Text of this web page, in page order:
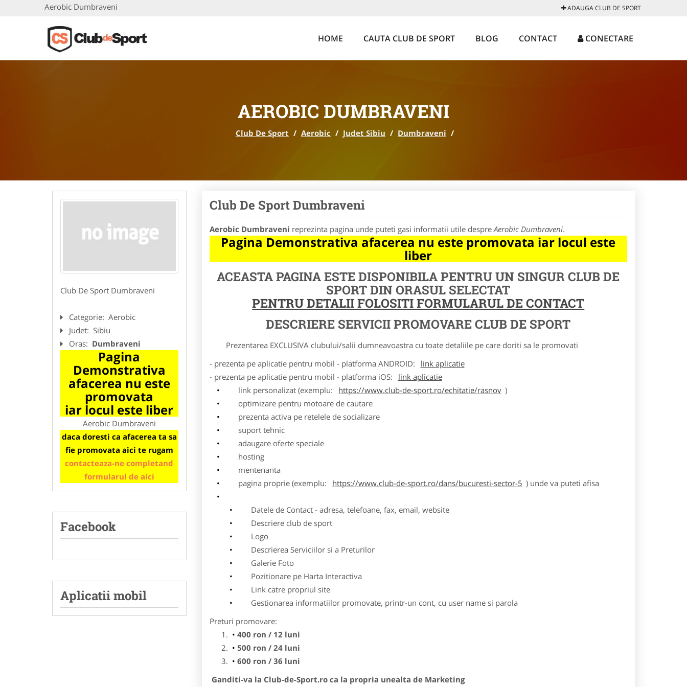
Aerobic Dumbraveni ADAUGA CLUB DE SPORT
HOME CAUTA CLUB DE SPORT BLOG CONTACT CONECTARE
AEROBIC DUMBRAVENI
Club De Sport / Aerobic / Judet Sibiu / Dumbraveni /
Club De Sport Dumbraveni
Categorie: Aerobic
Judet: Sibiu
Oras: Dumbraveni
Pagina
Demonstrativa
afacerea nu este
promovata
iar locul este liber
Aerobic Dumbraveni
daca doresti ca afacerea ta sa
fie promovata aici te rugam
contacteaza-ne completand
formularul de aici
Facebook
Aplicatii mobil
Club De Sport Dumbraveni
Aerobic Dumbraveni reprezinta pagina unde puteti gasi informatii utile despreAerobic Dumbraveni.
Pagina Demonstrativa afacerea nu este promovata iar locul este
liber
ACEASTA PAGINA ESTE DISPONIBILA PENTRU UN SINGUR CLUB DE
SPORT DIN ORASUL SELECTAT
PENTRU DETALII FOLOSITI FORMULARUL DE CONTACT
DESCRIERE SERVICII PROMOVARE CLUB DE SPORT
Prezentarea EXCLUSIVA clubului/salii dumneavoastra cu toate detaliile pe care doriti sa le promovati
- prezenta pe aplicatie pentru mobil - platforma ANDROID:
link aplicatie
- prezenta pe aplicatie pentru mobil - platforma iOS:
link aplicatie
link personalizat (exemplu:
https://www.club-de-sport.ro/echitatie/rasnov )
optimizare pentru motoare de cautare
prezenta activa pe retelele de socializare
suport tehnic
adaugare oferte speciale
hosting
mentenanta
pagina proprie (exemplu:
https://www.club-de-sport.ro/dans/bucuresti-sector-5 ) unde va puteti afisa
Datele de Contact - adresa, telefoane, fax, email, website
Descriere club de sport
Logo
Descrierea Serviciilor si a Preturilor
Galerie Foto
Pozitionare pe Harta Interactiva
Link catre propriul site
Gestionarea informatiilor promovate, printr-un cont, cu user name si parola
Preturi promovare:
400 ron / 12 luni
500 ron / 24 luni
600 ron / 36 luni
Ganditi-va la Club-de-Sport.ro ca la propria unealta de Marketing